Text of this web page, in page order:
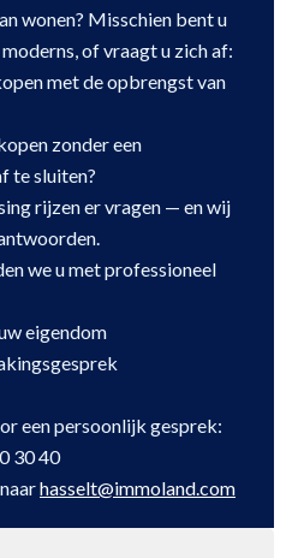
wonen? Misschien bent u
of vraagt u zich af:
met de opbrengst van
zonder een
te sluiten?
rijzen er vragen — en wij
we u met professioneel
eigendom
een persoonlijk gesprek:
30 40
hasselt@immoland.com